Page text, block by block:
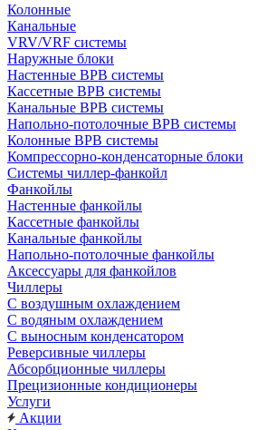
Колонные
Канальные
VRV/VRF системы
Наружные блоки
Настенные ВРВ системы
Кассетные ВРВ системы
Канальные ВРВ системы
Напольно-потолочные ВРВ системы
Колонные ВРВ системы
Компрессорно-конденсаторные блоки
Системы чиллер-фанкойл
Фанкойлы
Настенные фанкойлы
Кассетные фанкойлы
Канальные фанкойлы
Напольно-потолочные фанкойлы
Аксессуары для фанкойлов
Чиллеры
С воздушным охлаждением
С водяным охлаждением
С выносным конденсатором
Реверсивные чиллеры
Абсорбционные чиллеры
Прецизионные кондиционеры
Услуги
Акции